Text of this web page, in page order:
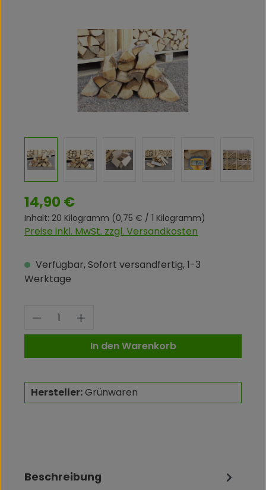
Regulärer Preis:
14,90 €
Inhalt: 20 Kilogramm (0,75 € / 1 Kilogramm)
Preise inkl. MwSt. zzgl. Versandkosten
Verfügbar, Sofort versandfertig, 1-3
Werktage
Produkt Anzahl: Gib den
In den Warenkorb
Hersteller:Grünwaren
Beschreibung